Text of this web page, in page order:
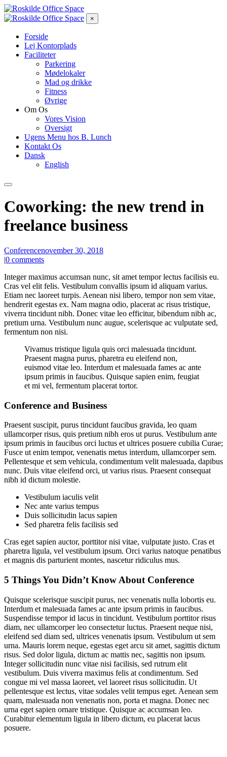
×
Forside
Lej Kontorplads
Faciliteter
Parkering
Mødelokaler
Mad og drikke
Fitness
Øvrige
Om Os
Vores Vision
Oversigt
Ugens Menu hos B. Lunch
Kontakt Os
Dansk
English
Coworking: the new trend in
freelance business
Conferencenovember 30, 2018
|0 comments
Integer maximus accumsan nunc, sit amet tempor lectus facilisis eu.
Cras vel elit felis. Vestibulum convallis ipsum id aliquam varius.
Etiam nec laoreet turpis. Aenean nisi libero, tempor non sem vitae,
hendrerit egestas ex. Nam magna odio, placerat ac risus tristique,
viverra tincidunt nibh. Donec vitae leo efficitur, bibendum nibh ac,
pretium urna. Vestibulum nunc augue, scelerisque ac vulputate sed,
fermentum non nisi.
Vivamus tristique ligula quis orci malesuada tincidunt.
Praesent magna purus, pharetra eu eleifend non,
euismod vitae leo. Interdum et malesuada fames ac ante
ipsum primis in faucibus. Quisque sapien enim, feugiat
et mi vel, fermentum placerat tortor.
Conference and Business
Praesent suscipit, purus tincidunt faucibus gravida, leo quam
ullamcorper risus, quis pretium nibh eros ut purus. Vestibulum ante
ipsum primis in faucibus orci luctus et ultrices posuere cubilia Curae;
Fusce ut enim tempor, venenatis metus interdum, ullamcorper sem.
Pellentesque et sem vehicula, condimentum velit malesuada, dapibus
nunc. Duis vitae eleifend orci, ut varius risus. Praesent consequat
nibh id dictum molestie.
Vestibulum iaculis velit
Nec ante varius tempus
Duis sollicitudin lacus sapien
Sed pharetra felis facilisis sed
Cras eget sapien auctor, porttitor nisi vitae, vulputate justo. Cras et
pharetra ligula, vel vestibulum ipsum. Orci varius natoque penatibus
et magnis dis parturient montes, nascetur ridiculus mus.
5 Things You Didn’t Know About Conference
Quisque scelerisque suscipit purus, nec venenatis nulla lobortis eu.
Interdum et malesuada fames ac ante ipsum primis in faucibus.
Suspendisse tempor id lacus in tincidunt. Vestibulum porttitor risus
diam, nec ullamcorper leo consectetur luctus. Praesent neque nisi,
eleifend sed diam sed, ultrices venenatis ipsum. Vestibulum ut sem
urna. Mauris lorem neque, egestas eget arcu sit amet, sagittis dictum
risus. Sed dolor ligula, dictum ac mattis nec, sagittis non ipsum.
Integer sollicitudin nunc vitae nisi facilisis, sed rutrum elit
vestibulum. Duis viverra maximus felis at condimentum. Sed
congue mi vel massa laoreet, vel laoreet risus sollicitudin. Ut
pellentesque est lectus, vitae sodales velit tempus eget. Aenean sem
quam, malesuada non venenatis non, porta et magna. Donec nec
urna eget sapien ornare tristique. Quisque ac accumsan leo.
Curabitur elementum ligula in libero dictum, eu placerat lacus
posuere.